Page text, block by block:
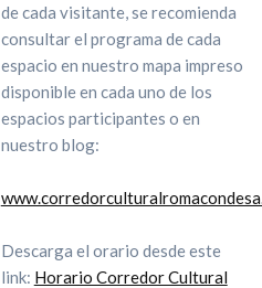
de cada visitante, se recomienda
consultar el programa de cada
espacio en nuestro mapa impreso
disponible en cada uno de los
espacios participantes o en
nuestro blog:
Descarga el orario desde este
link: Horario Corredor Cultural